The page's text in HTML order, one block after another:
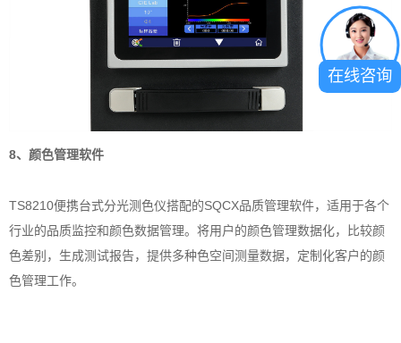
8、颜色管理软件
TS8210便携台式分光测色仪搭配的SQCX品质管理软件，适用于各个
行业的品质监控和颜色数据管理。将用户的颜色管理数据化，比较颜
色差别，生成测试报告，提供多种色空间测量数据，定制化客户的颜
色管理工作。
在线咨询